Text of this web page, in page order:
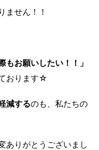
ません！！
もお願いしたい！！」
おります☆
減するのも、私たちの
ありがとうございまし